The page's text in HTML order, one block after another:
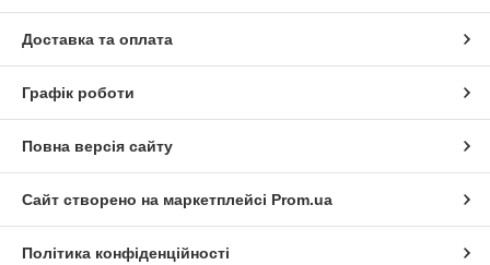
Доставка та оплата
Графік роботи
Повна версія сайту
Сайт створено на маркетплейсі Prom.ua
Політика конфіденційності